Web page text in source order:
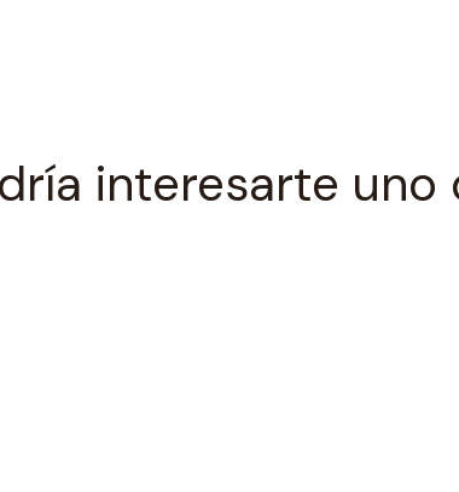
interesarte uno